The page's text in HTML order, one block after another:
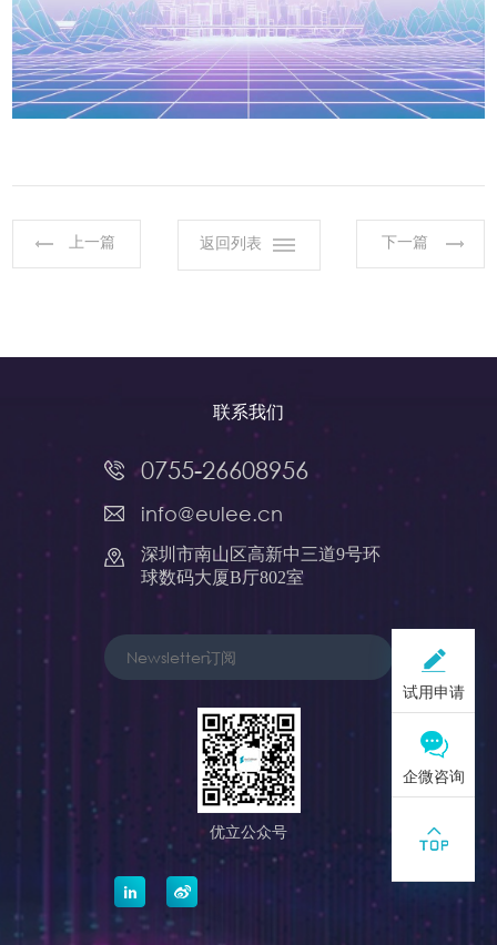
上一篇 返回列表 下一篇
联系我们
0755-26608956
info@eulee.cn
深圳市南山区高新中三道9号环
球数码大厦B厅802室
优立公众号
试用申请
企微咨询